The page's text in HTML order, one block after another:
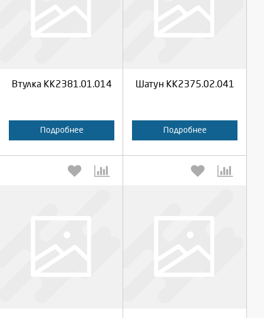
Втулка КК2381.01.014
Подробнее
Отмена Шатун КК2375.02.041
Подробнее
Отмена